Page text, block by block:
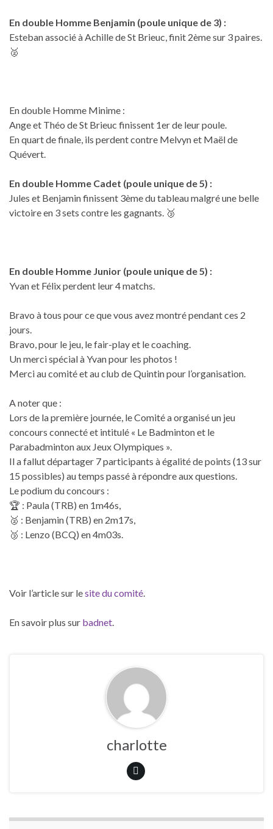
En double Homme Benjamin (poule unique de 3) :
Esteban associé à Achille de St Brieuc, finit 2ème sur 3 paires.
🥈
En double Homme Minime :
Ange et Théo de St Brieuc finissent 1er de leur poule.
En quart de finale, ils perdent contre Melvyn et Maël de
Quévert.
En double Homme Cadet (poule unique de 5) :
Jules et Benjamin finissent 3ème du tableau malgré une belle
victoire en 3 sets contre les gagnants. 🥉
En double Homme Junior (poule unique de 5) :
Yvan et Félix perdent leur 4 matchs.
Bravo à tous pour ce que vous avez montré pendant ces 2
jours.
Bravo, pour le jeu, le fair-play et le coaching.
Un merci spécial à Yvan pour les photos !
Merci au comité et au club de Quintin pour l’organisation.
A noter que :
Lors de la première journée, le Comité a organisé un jeu
concours connecté et intitulé « Le Badminton et le
Parabadminton aux Jeux Olympiques ».
Il a fallut départager 7 participants à égalité de points (13 sur
15 possibles) au temps passé à répondre aux questions.
Le podium du concours :
🏆 : Paula (TRB) en 1m46s,
🥈 : Benjamin (TRB) en 2m17s,
🥉 : Lenzo (BCQ) en 4m03s.
Voir l’article sur lesite du comité.
En savoir plus sur badnet.
charlotte